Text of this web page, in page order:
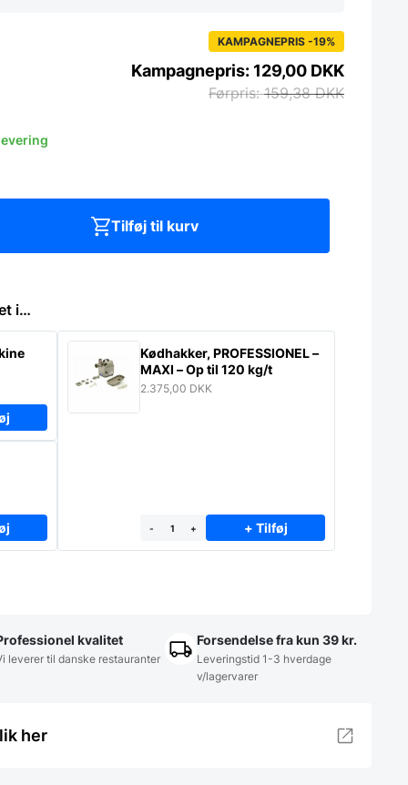
KAMPAGNEPRIS -19%
159,38DKK
129,00 DKK
Tilføj til kurv
i…
Kødhakker, PROFESSIONEL –
MAXI – Op til 120 kg/t
2.375,00 DKK
- + + Tilføj
kvalitet
leverer til danske restauranter
Forsendelse fra kun 39 kr.
Leveringstid 1-3 hverdage
v/lagervarer
her